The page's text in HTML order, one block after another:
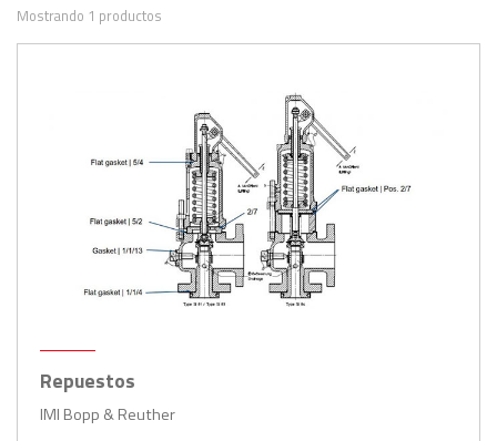
Mostrando 1 productos
Repuestos
IMI Bopp & Reuther